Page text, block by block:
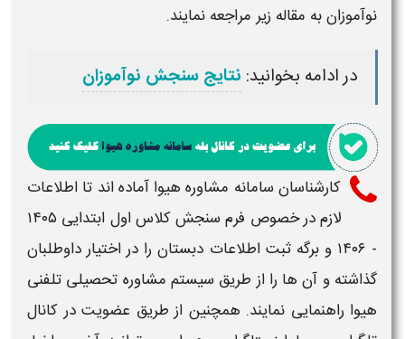
نوآموزانبه مقاله زیر مراجعه نمایند.
در ادامه بخوانید: نتایج سنجش نوآموزان
کارشناسان سامانه مشاوره هیوا آماده اند تا اطلاعات
لازم در خصوص
فرم سنجش کلاس اول ابتدایی ۱۴۰۵
- ۱۴۰۶ و برگه ثبت اطلاعات دبستان​
را در اختیار داوطلبان
گذاشته و آن ها را از طریق سیستم مشاوره تحصیلی تلفنی
هیوا راهنمایی نمایند. همچنین از طریق عضویت در کانال